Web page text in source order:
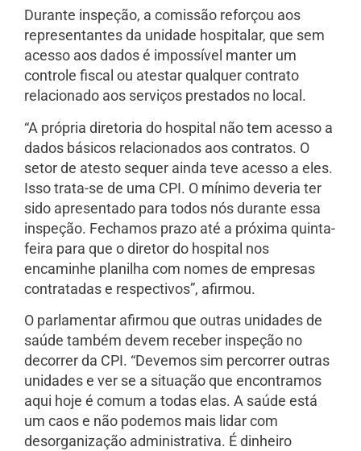
Durante inspeção, a comissão reforçou aos
representantes da unidade hospitalar, que sem
acesso aos dados é impossível manter um
controle fiscal ou atestar qualquer contrato
relacionado aos serviços prestados no local.
“A própria diretoria do hospital não tem acesso a
dados básicos relacionados aos contratos. O
setor de atesto sequer ainda teve acesso a eles.
Isso trata-se de uma CPI. O mínimo deveria ter
sido apresentado para todos nós durante essa
inspeção. Fechamos prazo até a próxima quinta-
feira para que o diretor do hospital nos
encaminhe planilha com nomes de empresas
contratadas e respectivos”, afirmou.
O parlamentar afirmou que outras unidades de
saúde também devem receber inspeção no
decorrer da CPI. “Devemos sim percorrer outras
unidades e ver se a situação que encontramos
aqui hoje é comum a todas elas. A saúde está
um caos e não podemos mais lidar com
desorganização administrativa. É dinheiro